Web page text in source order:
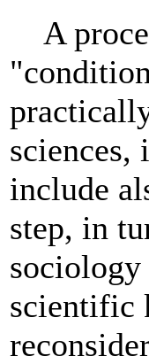
A
sciences,
include
step, in
sociology
scientific